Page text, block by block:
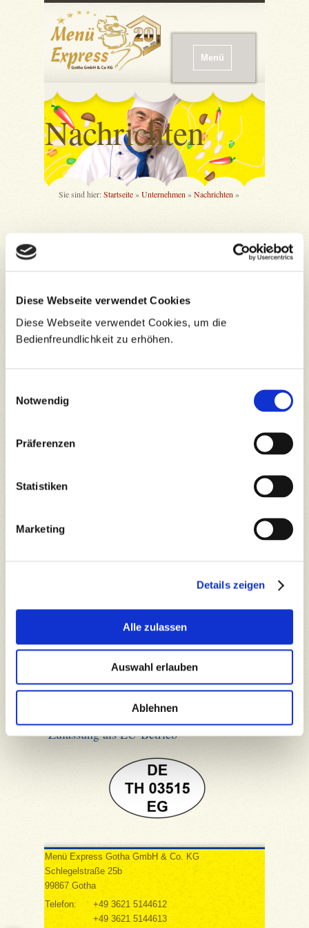
Diese Webseite verwendet Cookies
Diese Webseite verwendet Cookies, um die
Bedienfreundlichkeit zu erhöhen.
Notwendig
Präferenzen
Statistiken
Marketing
Details zeigen
Alle zulassen
Auswahl erlauben
Ablehnen
Menü
Nachrichten
Sie sind hier:Startseite»Unternehmen »Nachrichten »
wir Ihnen täglich ein leckeres Spargelmenü.
2026
Mai 2026: 1 Artikel
2025
Dezember 2025: 1 Artikel
Zulassung als EU-Betrieb
Menü Express Gotha GmbH & Co. KG
Schlegelstraße 25b
99867 Gotha
Telefon:
+49 3621 5144612
+49 3621 5144613